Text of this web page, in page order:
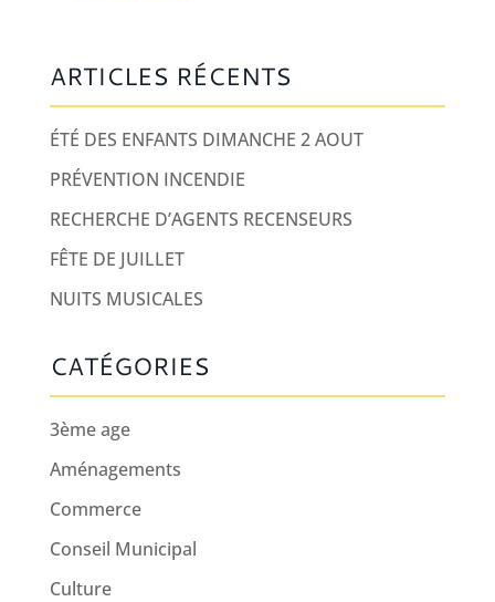
ARTICLES RÉCENTS
ÉTÉ DES ENFANTS DIMANCHE 2 AOUT
PRÉVENTION INCENDIE
RECHERCHE D’AGENTS RECENSEURS
FÊTE DE JUILLET
NUITS MUSICALES
CATÉGORIES
3ème age
Aménagements
Commerce
Conseil Municipal
Culture